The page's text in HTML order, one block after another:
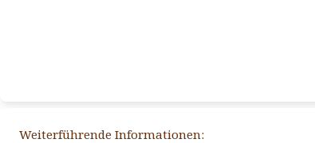
Weiterführende Informationen: